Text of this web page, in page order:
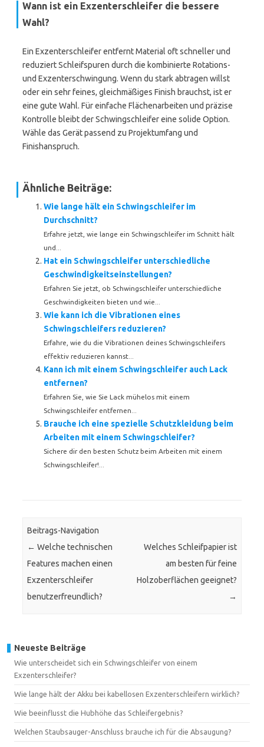
Wann ist ein Exzenterschleifer die bessere
Wahl?
Ein Exzenterschleifer entfernt Material oft schneller und
reduziert Schleifspuren durch die kombinierte Rotations-
und Exzenterschwingung. Wenn du stark abtragen willst
oder ein sehr feines, gleichmäßiges Finish brauchst, ist er
eine gute Wahl. Für einfache Flächenarbeiten und präzise
Kontrolle bleibt der Schwingschleifer eine solide Option.
Wähle das Gerät passend zu Projektumfang und
Finishanspruch.
Ähnliche Beiträge:
Wie lange hält ein Schwingschleifer im
Durchschnitt?
Erfahre jetzt, wie lange ein Schwingschleifer im Schnitt hält
und...
Hat ein Schwingschleifer unterschiedliche
Geschwindigkeitseinstellungen?
Erfahren Sie jetzt, ob Schwingschleifer unterschiedliche
Geschwindigkeiten bieten und wie...
Wie kann ich die Vibrationen eines
Schwingschleifers reduzieren?
Erfahre, wie du die Vibrationen deines Schwingschleifers
effektiv reduzieren kannst...
Kann ich mit einem Schwingschleifer auch Lack
entfernen?
Erfahren Sie, wie Sie Lack mühelos mit einem
Schwingschleifer entfernen...
Brauche ich eine spezielle Schutzkleidung beim
Arbeiten mit einem Schwingschleifer?
Sichere dir den besten Schutz beim Arbeiten mit einem
Schwingschleifer!...
Beitrags-Navigation
← Welche technischen
Features machen einen
Exzenterschleifer
benutzerfreundlich?
Welches Schleifpapier ist
am besten für feine
Holzoberflächen geeignet?
→
Neueste Beiträge
Wie unterscheidet sich ein Schwingschleifer von einem
Exzenterschleifer?
Wie lange hält der Akku bei kabellosen Exzenterschleifern wirklich?
Wie beeinflusst die Hubhöhe das Schleifergebnis?
Welchen Staubsauger-Anschluss brauche ich für die Absaugung?